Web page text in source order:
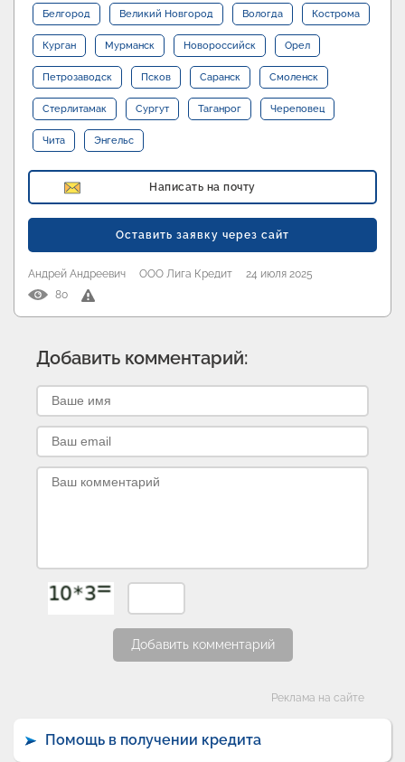
Белгород Великий Новгород Вологда Кострома
Курган Мурманск Новороссийск Орел
Петрозаводск Псков Саранск Смоленск
Стерлитамак Сургут Таганрог Череповец
Чита Энгельс
Написать на почту
Оставить заявку через сайт
Андрей Андреевич ООО Лига Кредит
24 июля 2025
80
Добавить комментарий:
Добавить комментарий
Реклама на сайте
Помощь в получении кредита